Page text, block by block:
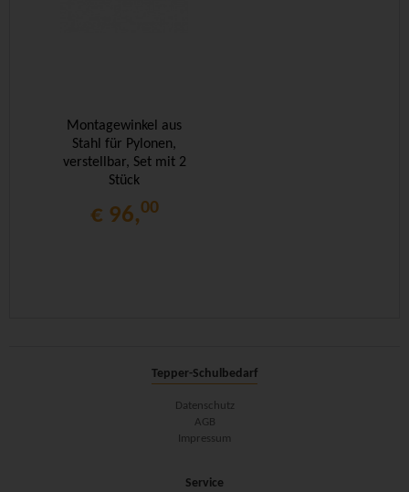
Montagewinkel aus
Stahl für Pylonen,
verstellbar, Set mit 2
Stück
€ 96,00
Tepper-Schulbedarf
Datenschutz
AGB
Impressum
Service